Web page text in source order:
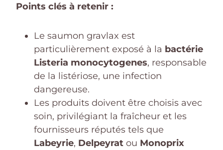
Points clés à retenir :
Le saumon gravlax est
particulièrement exposé à la bactérie
Listeria monocytogenes, responsable
de la listériose, une infection
dangereuse.
Les produits doivent être choisis avec
soin, privilégiant la fraîcheur et les
fournisseurs réputés tels que
Labeyrie, Delpeyrat ou Monoprix